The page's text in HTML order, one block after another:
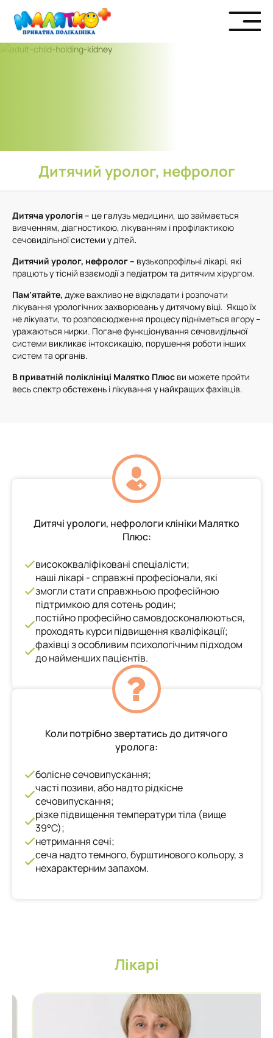
Дитячий уролог, нефролог
Дитяча урологія – це галузь медицини, що займається
вивченням, діагностикою, лікуванням і профілактикою
сечовидільної системи у дітей.
️Дитячий уролог, нефролог – вузькопрофільні лікарі, які
працють у тісній взаємодії з педіатром та дитячим хірургом.
Пам’ятайте, дуже важливо не відкладати і розпочати
лікування урологічних захворювань у дитячому віці. Якщо їх
не лікувати, то розповсюдження процесу підніметься вгору –
уражаються нирки. Погане функціонування сечовидільної
системи викликає інтоксикацію, порушення роботи інших
систем та органів.
В приватній поліклініці Малятко Плюс ви можете пройти
весь спектр обстежень і лікування у найкращих фахівців.
Дитячі урологи, нефрологи клініки Малятко
Плюс:
висококваліфіковані спеціалісти;
наші лікарі - справжні професіонали, які
змогли стати справжньою професійною
підтримкою для сотень родин;
постійно професійно самовдосконалюються,
проходять курси підвищення кваліфікації;
фахівці з особливим психологічним підходом
до найменших пацієнтів.
Коли потрібно звертатись до дитячого
уролога:
болісне сечовипускання;
часті позиви, або надто рідкісне
сечовипускання;
різке підвищення температури тіла (вище
39°С);
нетримання сечі;
сеча надто темного, бурштинового кольору, з
нехарактерним запахом.
Лікарі